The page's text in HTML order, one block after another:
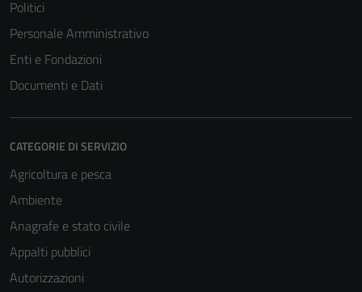
Politici
Personale Amministrativo
Enti e Fondazioni
Documenti e Dati
CATEGORIE DI SERVIZIO
Agricoltura e pesca
Ambiente
Anagrafe e stato civile
Appalti pubblici
Autorizzazioni